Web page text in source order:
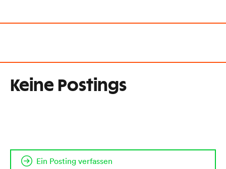
Keine Postings
Ein Posting verfassen